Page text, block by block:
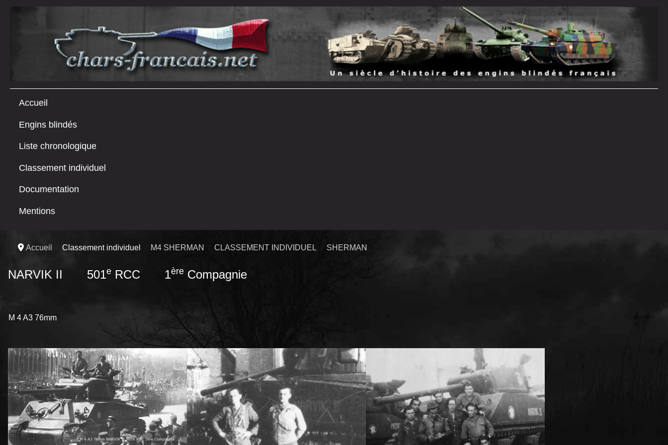
Accueil
Engins blindés
Liste chronologique
Classement individuel
Documentation
Mentions
Accueil Classement individuel M4 SHERMAN CLASSEMENT INDIVIDUEL SHERMAN
NARVIK II 501e RCC 1ère Compagnie
M 4 A3 76mm